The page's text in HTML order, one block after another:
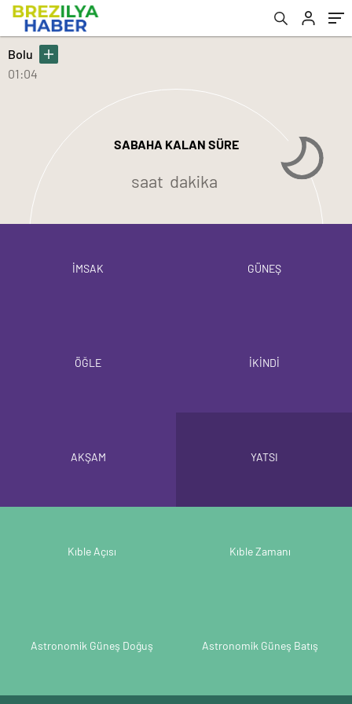
Bolu
01:04
SABAHA KALAN SÜRE
saat dakika
İMSAK GÜNEŞ
ÖĞLE İKİNDİ
AKŞAM YATSI
Kıble Açısı Kıble Zamanı
Astronomik Güneş Doğuş Astronomik Güneş Batış